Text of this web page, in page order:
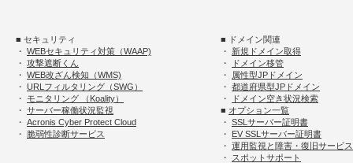
■ セキュリティ
■ ドメイン関連
・ WEBセキュリティ対策（WAAP) ・ 新規ドメイン取得
・ 攻撃遮断くん ・
ドメイン移管
・ WEB改ざん検知（WMS) ・
属性型JPドメイン
・ URLフィルタリング（SWG） ・ 都道府県型JPドメイン
・ モニタリング （Koality） ・
ドメイン空き状況検索
・ サーバー稼働状況監視 ■ オプション一覧
・ Acronis Cyber Protect Cloud ・ SSLサーバー証明書
・ 脆弱性診断サービス ・ EV SSLサーバー証明書
・ 運用監視と障害・復旧サービス
・ スポットサポート